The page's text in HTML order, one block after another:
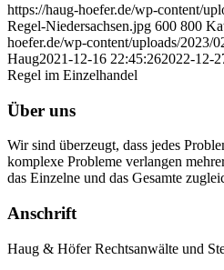
https://haug-hoefer.de/wp-content/
Regel-Niedersachsen.jpg 600 800
hoefer.de/wp-content/uploads/2023/
Haug2021-12-16 22:45:262022-12-
Regel im Einzelhandel
Über uns
Wir sind überzeugt, dass jedes
komplexe Probleme verlangen
das Einzelne und das Gesamte
Anschrift
Haug & Höfer Rechtsanwälte und